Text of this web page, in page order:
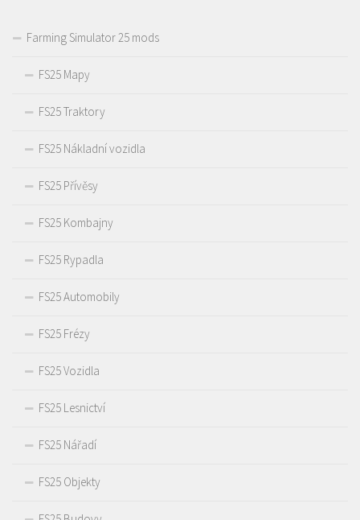
Farming Simulator 25 mods
FS25 Mapy
FS25 Traktory
FS25 Nákladní vozidla
FS25 Přívěsy
FS25 Kombajny
FS25 Rypadla
FS25 Automobily
FS25 Frézy
FS25 Vozidla
FS25 Lesnictví
FS25 Nářadí
FS25 Objekty